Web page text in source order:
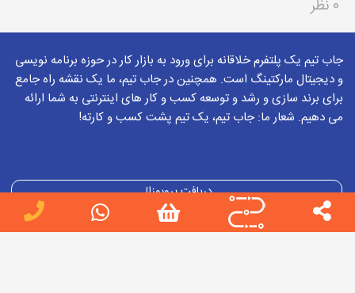
0 نظر
جاب تیم یک پلتفرم خلاقانه برای ورود به بازار کار در حوزه برنامه نویسی
و دیجیتال مارکتینگ است. همچنین در جاب تیم، ما یک نقشه راه جامع
برای برند سازی و رشد و توسعه کسب و کار های اینترنتی به شما ارائه
می دهیم. شعار ما: جاب تیم، یک تیم پشت کسب و کارته!
دریافت پروپوزال
دریافت تعرفه